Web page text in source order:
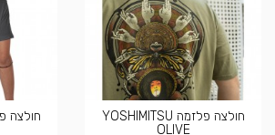
חולצה פלזמה YOSHIMITSU
OLIVE